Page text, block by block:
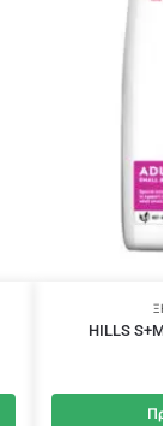
HILLS